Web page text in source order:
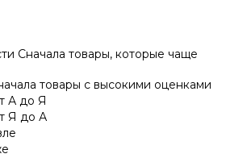
Сначала товары, которые чаще
товары с высокими оценками
А до Я
Я до А